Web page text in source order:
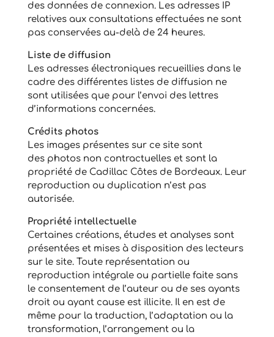
des données de connexion. Les adresses IP
relatives aux consultations effectuées ne sont
pas conservées au-delà de 24 heures.
Liste de diffusion
Les adresses électroniques recueillies dans le
cadre des différentes listes de diffusion ne
sont utilisées que pour l’envoi des lettres
d’informations concernées.
Crédits photos
Les images présentes sur ce site sont
des photos non contractuelles et sont la
propriété de Cadillac Côtes de Bordeaux. Leur
reproduction ou duplication n’est pas
autorisée.
Propriété intellectuelle
Certaines créations, études et analyses sont
présentées et mises à disposition des lecteurs
sur le site. Toute représentation ou
reproduction intégrale ou partielle faite sans
le consentement de l’auteur ou de ses ayants
droit ou ayant cause est illicite. Il en est de
même pour la traduction, l’adaptation ou la
transformation, l’arrangement ou la